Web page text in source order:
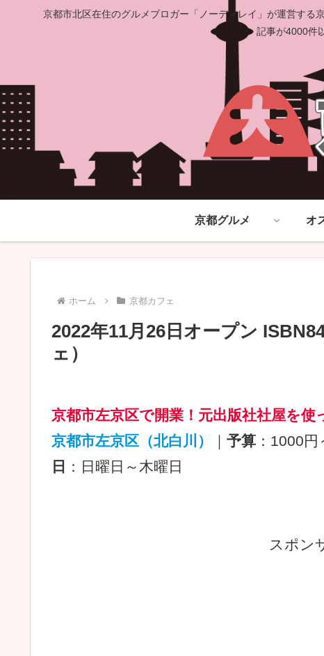
京都市北区在住のグルメブロガー「ノーディレイ」が運営する
記事が4000件
京都グルメ オ
ホーム 京都カフェ
2022年11月26日オープン
ェ）
京都市左京区で開業！元出版社社屋を使
京都市左京区（北白川）
｜ 予算 ：1000円
日
：日曜日～木曜日
スポン